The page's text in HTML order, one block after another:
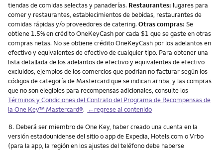
tiendas de comidas selectas y panaderías. Restaurantes: lugares para
comer y restaurantes, establecimientos de bebidas, restaurantes de
comidas rápidas y/o proveedores de catering. Otras compras: Se
obtiene 1.5% en crédito OneKeyCash por cada $1 que se gaste en otras
compras netas. No se obtiene crédito OneKeyCash por los adelantos en
efectivo y equivalentes de efectivo de cualquier tipo. Para obtener una
lista detallada de los adelantos de efectivo y equivalentes de efectivo
excluidos, ejemplos de los comercios que podrían no facturar según los
códigos de categoría de Mastercard que se indican arriba, y las compras
que no son elegibles para recompensas adicionales, consulte los
Términos y Condiciones del Contrato del Programa de Recompensas de
la One Key™ Mastercard®. ←regrese al contenido
Nota
8. Deberá ser miembro de One Key, haber creado una cuenta en la
versión estadounidense del sitio o app de Expedia, Hotels.com o Vrbo
(para la app, la región en los ajustes del teléfono debe haberse